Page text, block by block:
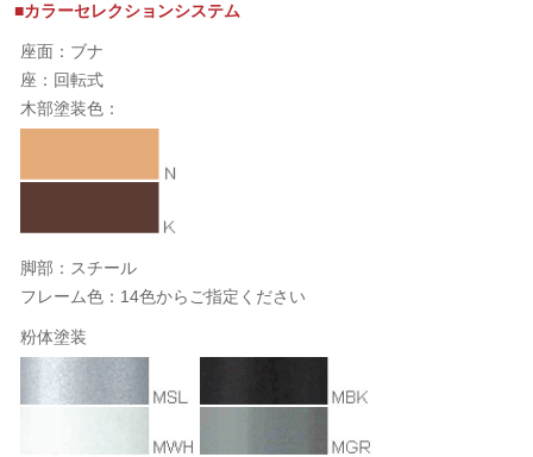
■カラーセレクションシステム
座面：ブナ
座：回転式
木部塗装色：
脚部：スチール
フレーム色：14色からご指定ください
粉体塗装